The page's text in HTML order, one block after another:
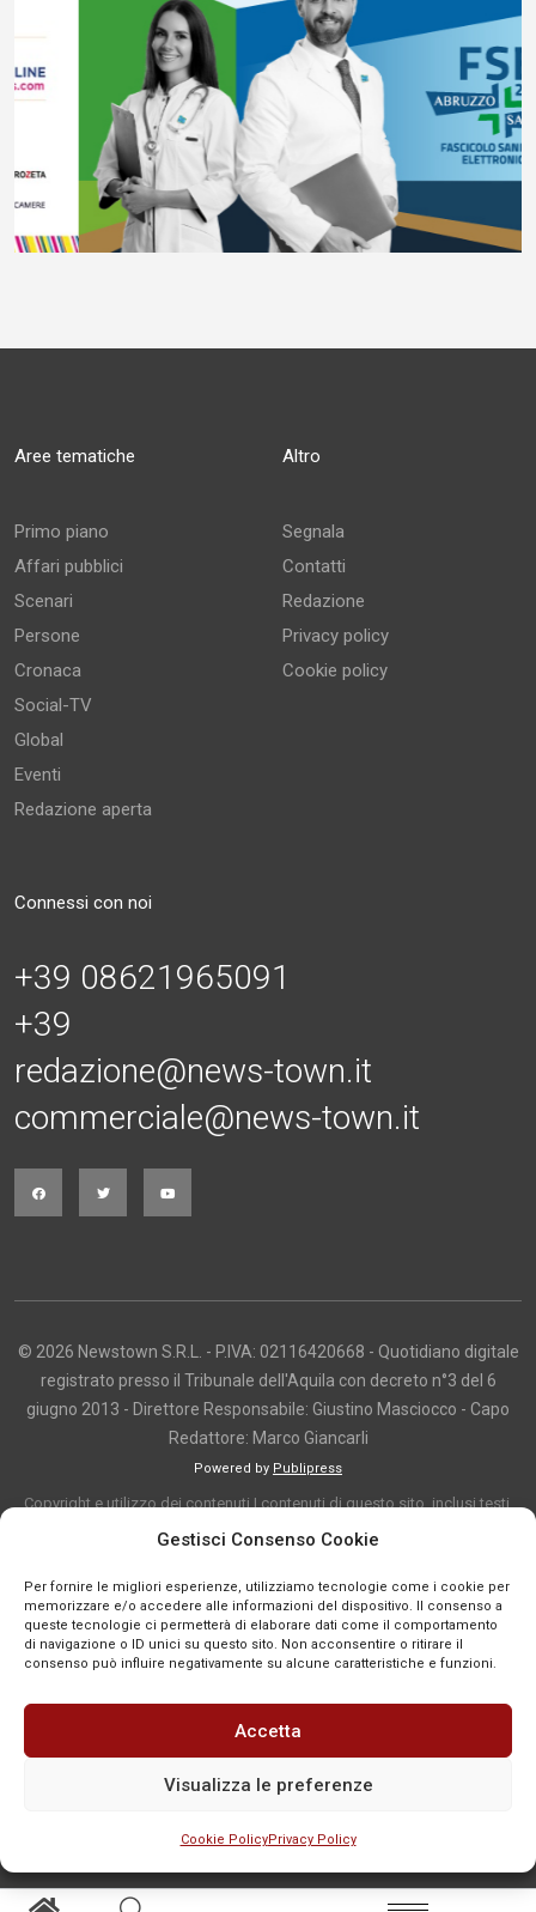
Gestisci Consenso Cookie
Per fornire le migliori esperienze, utilizziamo tecnologie come i cookie per
memorizzare e/o accedere alle informazioni del dispositivo. Il consenso a
queste tecnologie ci permetterà di elaborare dati come il comportamento
di navigazione o ID unici su questo sito. Non acconsentire o ritirare il
consenso può influire negativamente su alcune caratteristiche e funzioni.
Accetta
Visualizza le preferenze
Cookie PolicyPrivacy Policy
Aree tematiche
Primo piano
Affari pubblici
Scenari
Persone
Cronaca
Social-TV
Global
Eventi
Redazione aperta
Altro
Segnala
Contatti
Redazione
Privacy policy
Cookie policy
Connessi con noi
+39 08621965091
+39
redazione@news-town.it
commerciale@news-town.it
© 2026 Newstown S.R.L. - P.IVA: 02116420668 - Quotidiano digitale
registrato presso il Tribunale dell'Aquila con decreto n°3 del 6
giugno 2013 - Direttore Responsabile: Giustino Masciocco - Capo
Redattore: Marco Giancarli
Powered by Publipress
Copyright e utilizzo dei contenuti I contenuti di questo sito, inclusi testi,
articoli, immagini, fotografie, video e grafica, sono protetti da copyright e
indicazione. La riproduzione totale o parziale dei contenuti è consentita
solo previa autorizzazione o citando chiaramente la fonte, con link diretto
alla pagina originale, quando previsto. I contenuti provenienti da terze
parti sono pubblicati a fini informativi e restano di proprietà dei legittimi
titolari dei diritti. Se un contenuto viola diritti d’autore o norme vigenti, è
possibile segnalarlo per la verifica e l’eventuale rimozione tramite
comunicazione mail all'indirizzo redazione@news-town.it